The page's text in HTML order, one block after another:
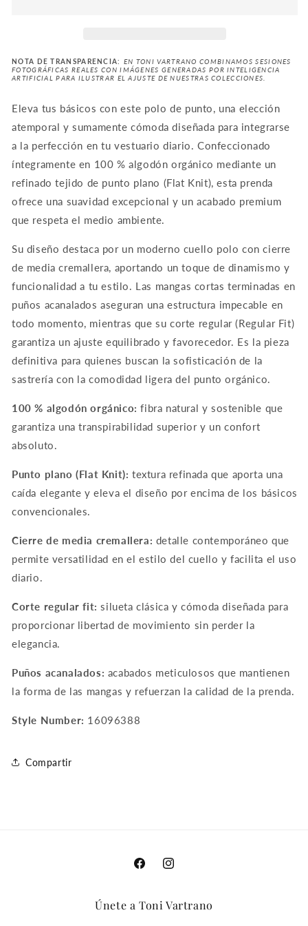
NOTA DE TRANSPARENCIA: EN TONI VARTRANO COMBINAMOS SESIONES
FOTOGRÁFICAS REALES CON IMÁGENES GENERADAS POR INTELIGENCIA
ARTIFICIAL PARA ILUSTRAR EL AJUSTE DE NUESTRAS COLECCIONES.
Eleva tus básicos con este polo de punto, una elección
atemporal y sumamente cómoda diseñada para integrarse
a la perfección en tu vestuario diario. Confeccionado
íntegramente en 100 % algodón orgánico mediante un
refinado tejido de punto plano (Flat Knit), esta prenda
ofrece una suavidad excepcional y un acabado premium
que respeta el medio ambiente.
Su diseño destaca por un moderno cuello polo con cierre
de media cremallera, aportando un toque de dinamismo y
funcionalidad a tu estilo. Las mangas cortas terminadas en
puños acanalados aseguran una estructura impecable en
todo momento, mientras que su corte regular (Regular Fit)
garantiza un ajuste equilibrado y favorecedor. Es la pieza
definitiva para quienes buscan la sofisticación de la
sastrería con la comodidad ligera del punto orgánico.
100 % algodón orgánico: fibra natural y sostenible que
garantiza una transpirabilidad superior y un confort
absoluto.
Punto plano (Flat Knit): textura refinada que aporta una
caída elegante y eleva el diseño por encima de los básicos
convencionales.
Cierre de media cremallera: detalle contemporáneo que
permite versatilidad en el estilo del cuello y facilita el uso
diario.
Corte regular fit: silueta clásica y cómoda diseñada para
proporcionar libertad de movimiento sin perder la
elegancia.
Puños acanalados: acabados meticulosos que mantienen
la forma de las mangas y refuerzan la calidad de la prenda.
Style Number: 16096388
Compartir
FacebookInstagram
Únete a Toni Vartrano